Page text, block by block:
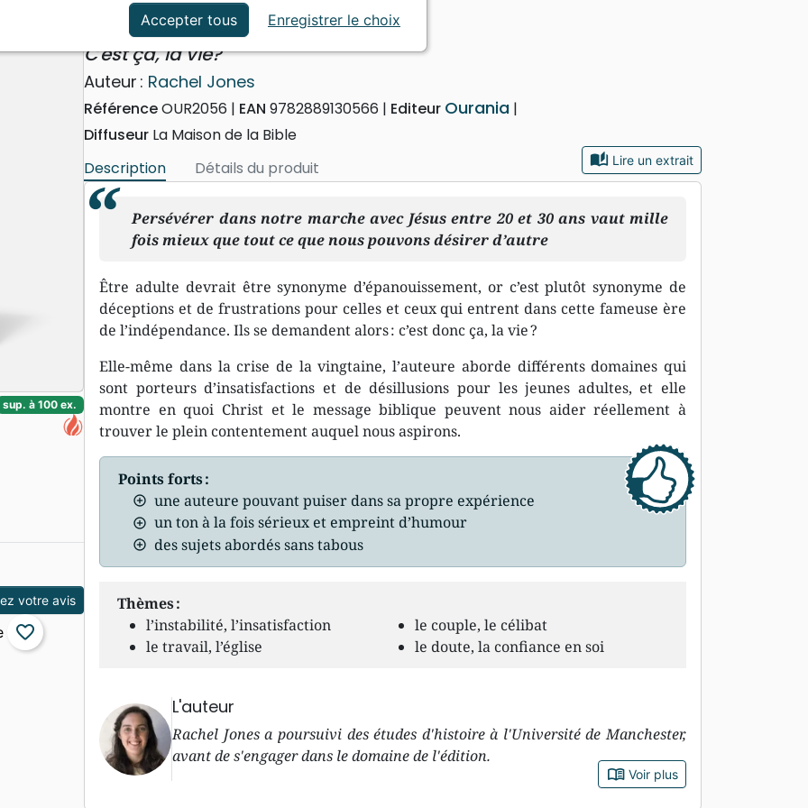
Événements actuels
Rêves vs réalité
C'est ça, la vie?
Auteur : Rachel Jones
RéférenceOUR2056 EAN 9782889130566 Editeur Ourania
Diffuseur La Maison de la Bible
Description
Détails du produit auto_stories Lire un extrait
Persévérer dans notre marche avec Jésus entre 20 et 30 ans vaut mille
fois mieux que tout ce que nous pouvons désirer d’autre
Être adulte devrait être synonyme d’épanouissement, or c’est plutôt synonyme de
déceptions et de frustrations pour celles et ceux qui entrent dans cette fameuse ère
de l’indépendance. Ils se demandent alors : c’est donc ça, la vie ?
Elle-même dans la crise de la vingtaine, l’auteure aborde différents domaines qui
sont porteurs d’insatisfactions et de désillusions pour les jeunes adultes, et elle
montre en quoi Christ et le message biblique peuvent nous aider réellement à
trouver le plein contentement auquel nous aspirons.
Points forts :
une auteure pouvant puiser dans sa propre expérience
un ton à la fois sérieux et empreint d’humour
des sujets abordés sans tabous
Thèmes :
l’instabilité, l’insatisfaction
le travail, l’église
le couple, le célibat
le doute, la confiance en soi
L'auteur
Rachel Jones a poursuivi des études d'histoire à l'Université de Manchester,
avant de s'engager dans le domaine de l'édition.
book_open Voir plus
sup. à 100 ex.
votre avis
favorite_border
Accepter tous Enregistrer le choix